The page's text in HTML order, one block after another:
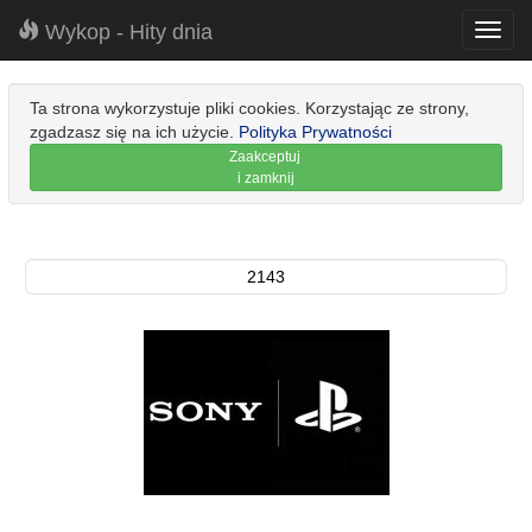
Wykop - Hity dnia
Ta strona wykorzystuje pliki cookies. Korzystając ze strony,
zgadzasz się na ich użycie. Polityka Prywatności
Zaakceptuj
i zamknij
2143